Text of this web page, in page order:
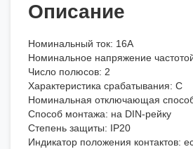
Описание
Номинальный ток: 16А
Номинальное напряжение
Число полюсов: 2
Характеристика срабатывания: С
Номинальная отключающая
Способ монтажа: на DIN-рейку
Степень защиты: IP20
Индикатор положения контактов: